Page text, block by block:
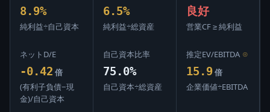
8.9%
純利益÷自己資本
6.5%
純利益÷総資産
良好
営業CF ≥ 純利益
ネットD/E
-0.42 倍
(有利子負債−現
金)/自己資本
自己資本比率
75.0%
自己資本÷総資産
推定EV/EBITDA ⊙
15.9 倍
企業価値÷EBITDA